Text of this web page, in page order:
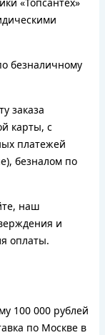
безналичному
заказа
карты, с
платежей
безналом по
наш
и
оплаты.
100 000 рублей
по Москве в